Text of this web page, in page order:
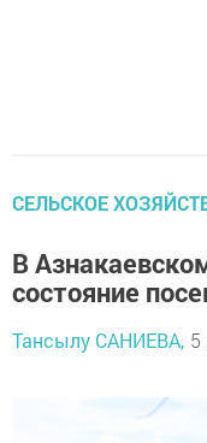
СЕЛЬСКОЕ
В
состояние
Тансылу САНИЕВА, 5